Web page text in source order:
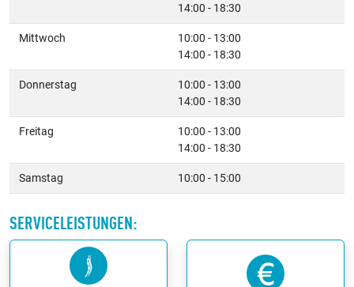
14:00 - 18:30
Mittwoch
10:00 - 13:00
14:00 - 18:30
Donnerstag
10:00 - 13:00
14:00 - 18:30
Freitag
10:00 - 13:00
14:00 - 18:30
Samstag 10:00 - 15:00
SERVICELEISTUNGEN: